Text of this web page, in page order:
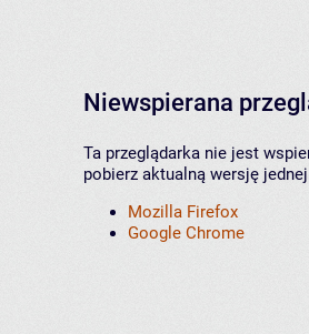
Niewspierana
Ta przeglądarka nie jest
pobierz aktualną wersję
Mozilla Firefox
Google Chrome